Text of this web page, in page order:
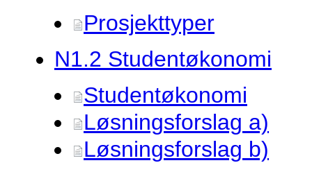
Prosjekttyper
N1.2 Studentøkonomi
Studentøkonomi
Løsningsforslag a)
Løsningsforslag b)